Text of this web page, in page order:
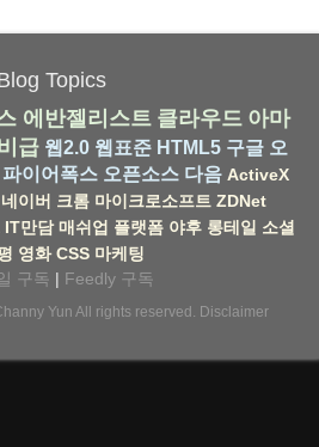
Topics
에반젤리스트 클라우드 아마
급 웹2.0 웹표준 HTML5 구글 오
파이어폭스 오픈소스 다음 ActiveX
네이버 크롬 마이크로소프트 ZDNet
IT만담 매쉬업 플랫폼 야후 롱테일 소셜
영화 CSS 마케팅
구독 | Feedly 구독
Yun All rights reserved. Disclaimer